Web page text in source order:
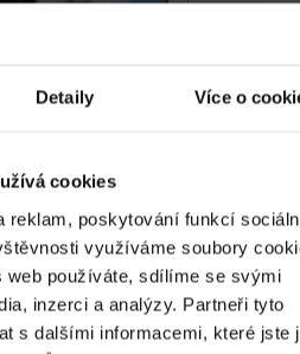
Detaily Více o
cookies
reklam, poskytování funkcí
využíváme soubory
web používáte, sdílíme se svými
inzerci a analýzy. Partneři tyto
s dalšími informacemi, které jste
89 Kč